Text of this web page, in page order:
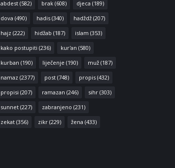
abdest(582) brak(608) djeca (189)
dova (490) hadis(340) hadždž(207)
hajz (222) hidžab (187) islam (353)
kako postupiti (236) kur'an (580)
kurban (190) liječenje (190) muž(187)
namaz (2377) post(748) propis(432)
propisi (207) ramazan (246) sihr(303)
sunnet(227) zabranjeno (231)
zekat(356) zikr(229) žena (433)